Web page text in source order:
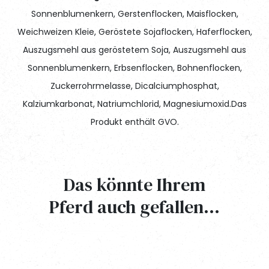
Sonnenblumenkern, Gerstenflocken, Maisflocken,
Weichweizen Kleie, Geröstete Sojaflocken, Haferflocken,
Auszugsmehl aus geröstetem Soja, Auszugsmehl aus
Sonnenblumenkern, Erbsenflocken, Bohnenflocken,
Zuckerrohrmelasse, Dicalciumphosphat,
Kalziumkarbonat, Natriumchlorid, Magnesiumoxid.Das
Produkt enthält GVO.
TENORI ANALITICI – Analytical tenors
Ténors analytique, Tenöre analytische, Componentes analíticos
Verwendungsmodalitäten
Die Wafer (Heuwürfel aus natürlichem langfaserigem
Heu, gemischt mit Flocken) mit einer durchschnittlichen
Das könnte Ihrem
Pferd auch gefallen…